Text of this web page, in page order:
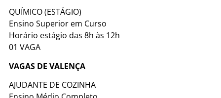
QUÍMICO (ESTÁGIO)
Ensino Superior em Curso
Horário estágio das 8h às 12h
01 VAGA
VAGAS DE VALENÇA
AJUDANTE DE COZINHA